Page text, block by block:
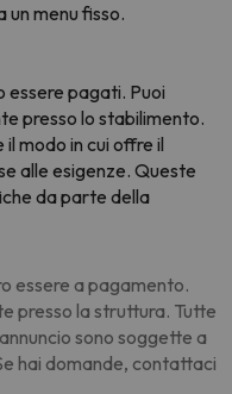
un menu fisso.
essere pagati. Puoi
presso lo stabilimento.
modo in cui offre il
alle esigenze. Queste
da parte della
essere a pagamento.
presso la struttura. Tutte
sono soggette a
hai domande, contattaci